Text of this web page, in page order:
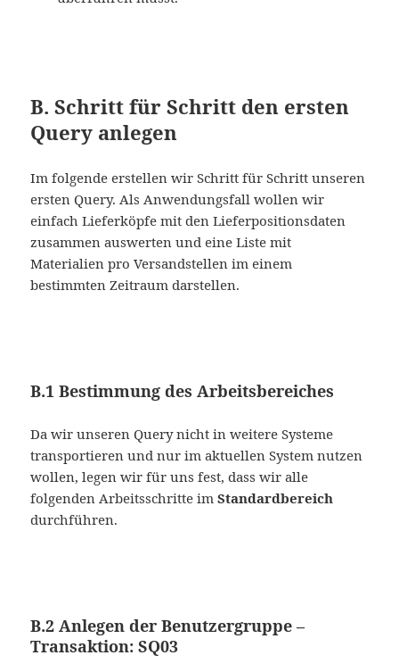
B. Schritt für Schritt den ersten
Query anlegen
Im folgende erstellen wir Schritt für Schritt unseren
ersten Query. Als Anwendungsfall wollen wir
einfach Lieferköpfe mit den Lieferpositionsdaten
zusammen auswerten und eine Liste mit
Materialien pro Versandstellen im einem
bestimmten Zeitraum darstellen.
B.1 Bestimmung des Arbeitsbereiches
Da wir unseren Query nicht in weitere Systeme
transportieren und nur im aktuellen System nutzen
wollen, legen wir für uns fest, dass wir alle
folgenden Arbeitsschritte imStandardbereich
durchführen.
B.2 Anlegen der Benutzergruppe –
Transaktion: SQ03